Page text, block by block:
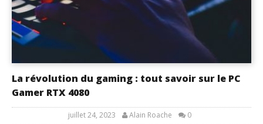
La révolution du gaming : tout savoir sur le PC
Gamer RTX 4080
juillet 24, 2023 Alain Roache 0